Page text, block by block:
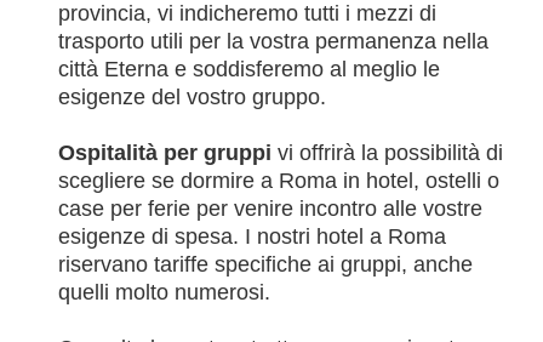
provincia, vi indicheremo tutti i mezzi di
trasporto utili per la vostra permanenza nella
città Eterna e soddisferemo al meglio le
esigenze del vostro gruppo.
Ospitalità per gruppi vi offrirà la possibilità di
scegliere se dormire a Roma in hotel, ostelli o
case per ferie per venire incontro alle vostre
esigenze di spesa. I nostri hotel a Roma
riservano tariffe specifiche ai gruppi, anche
quelli molto numerosi.